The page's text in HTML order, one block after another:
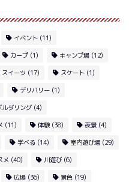
イベント (11)
カープ (1) キャンプ場 (12)
スイーツ (17) スケート (1)
デリバリー (1)
ルダリング (4)
(11) 体験 (38) 夜景 (4)
学べる (14) 室内遊び場 (29)
メ (40) 川遊び (6)
広場 (36) 景色 (19)